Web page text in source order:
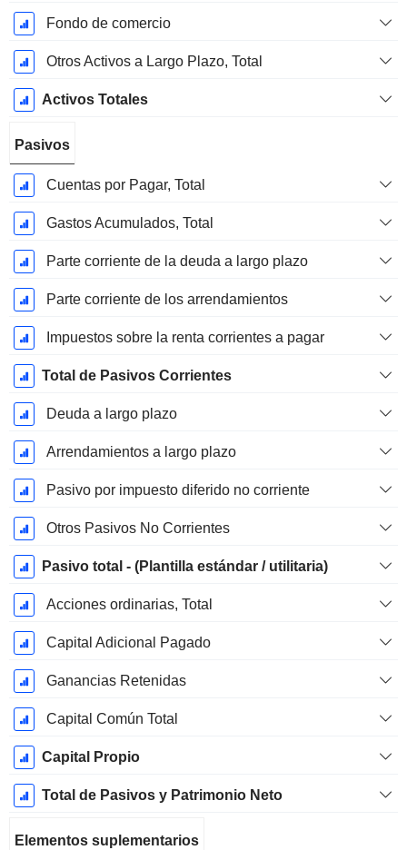
Fondo de comercio
Otros Activos a Largo Plazo, Total
Activos Totales
Pasivos
Cuentas por Pagar, Total
Gastos Acumulados, Total
Parte corriente de la deuda a largo plazo
Parte corriente de los arrendamientos
Impuestos sobre la renta corrientes a pagar
Total de Pasivos Corrientes
Deuda a largo plazo
Arrendamientos a largo plazo
Pasivo por impuesto diferido no corriente
Otros Pasivos No Corrientes
Pasivo total - (Plantilla estándar / utilitaria)
Acciones ordinarias, Total
Capital Adicional Pagado
Ganancias Retenidas
Capital Común Total
Capital Propio
Total de Pasivos y Patrimonio Neto
Elementos suplementarios